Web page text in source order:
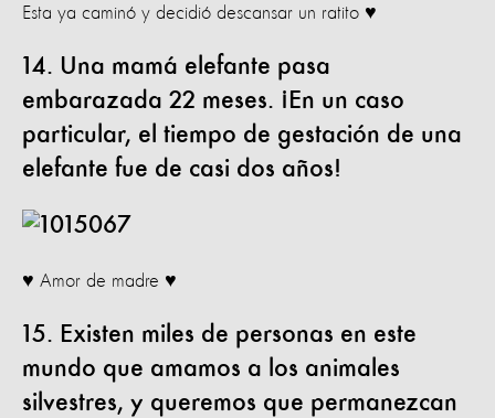
Esta ya caminó y decidió descansar un ratito ♥
14. Una mamá elefante pasa
embarazada 22 meses. ¡En un caso
particular, el tiempo de gestación de una
elefante fue de casi dos años!
♥ Amor de madre ♥
15. Existen miles de personas en este
mundo que amamos a los animales
silvestres, y queremos que permanezcan